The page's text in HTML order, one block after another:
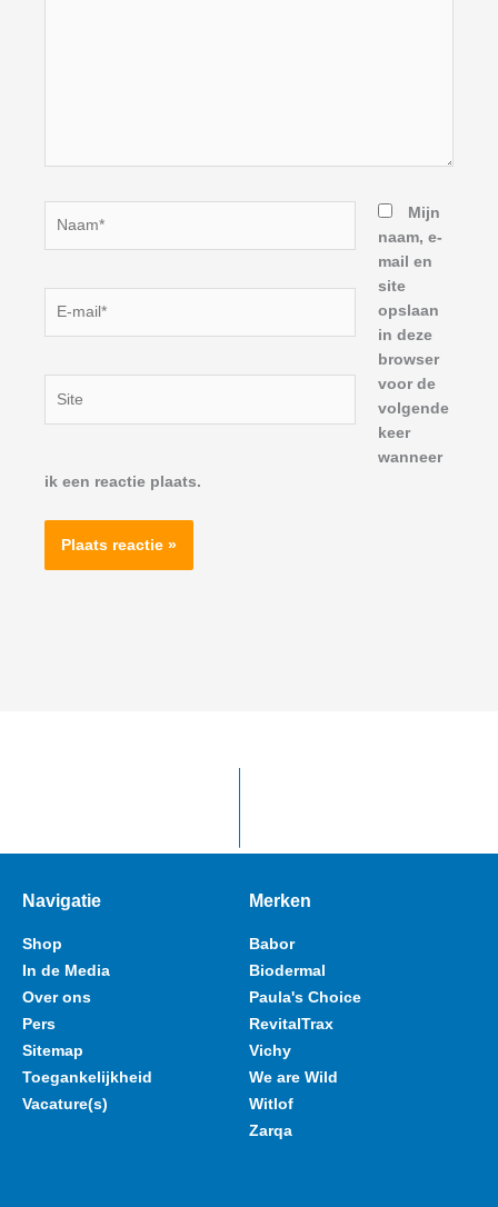
Mijn
naam, e-
mail en
site
opslaan
in deze
browser
voor de
volgende
keer
wanneer
ik een reactie plaats.
Navigatie
Shop
In de Media
Over ons
Pers
Sitemap
Toegankelijkheid
Vacature(s)
Merken
Babor
Biodermal
Paula's Choice
RevitalTrax
Vichy
We are Wild
Witlof
Zarqa